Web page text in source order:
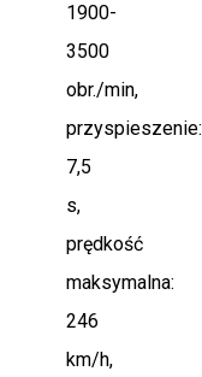
1900-
3500
obr./min,
przyspieszenie:
7,5
s,
prędkość
maksymalna:
246
km/h,